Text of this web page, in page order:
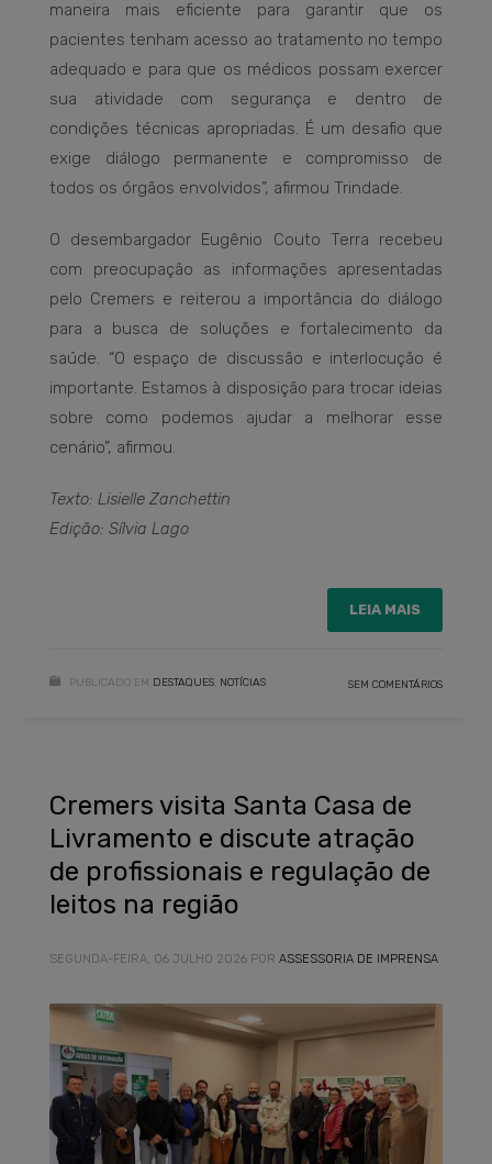
maneira mais eficiente para garantir que os
pacientes tenham acesso ao tratamento no tempo
adequado e para que os médicos possam exercer
sua atividade com segurança e dentro de
condições técnicas apropriadas. É um desafio que
exige diálogo permanente e compromisso de
todos os órgãos envolvidos”, afirmou Trindade.
O desembargador Eugênio Couto Terra recebeu
com preocupação as informações apresentadas
pelo Cremers e reiterou a importância do diálogo
para a busca de soluções e fortalecimento da
saúde. “O espaço de discussão e interlocução é
importante. Estamos à disposição para trocar ideias
sobre como podemos ajudar a melhorar esse
cenário”, afirmou.
Texto: Lisielle Zanchettin
Edição: Sílvia Lago
LEIA MAIS
PUBLICADO EM DESTAQUES NOTÍCIAS SEM COMENTÁRIOS
Cremers visita Santa Casa de
Livramento e discute atração
de profissionais e regulação de
leitos na região
SEGUNDA-FEIRA, 06 JULHO 2026 POR ASSESSORIA DE IMPRENSA